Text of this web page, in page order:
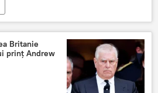
Britanie
prinț Andrew